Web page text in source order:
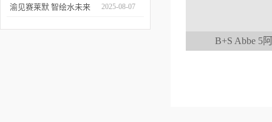
“2025全球最佳公司”榜单
渝见赛莱默 智绘水未来 2025-08-07
B+S Abbe 5